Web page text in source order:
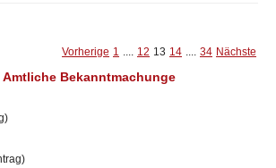
Vorherige 1 .... 12 13 14 .... 34 Nächste
Bekanntmachunge